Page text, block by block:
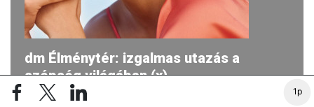
1p
dm Élménytér: izgalmas utazás a
szépség világában (x)
2026-ban ismét egy egyedülálló utazásra hívja a dm a